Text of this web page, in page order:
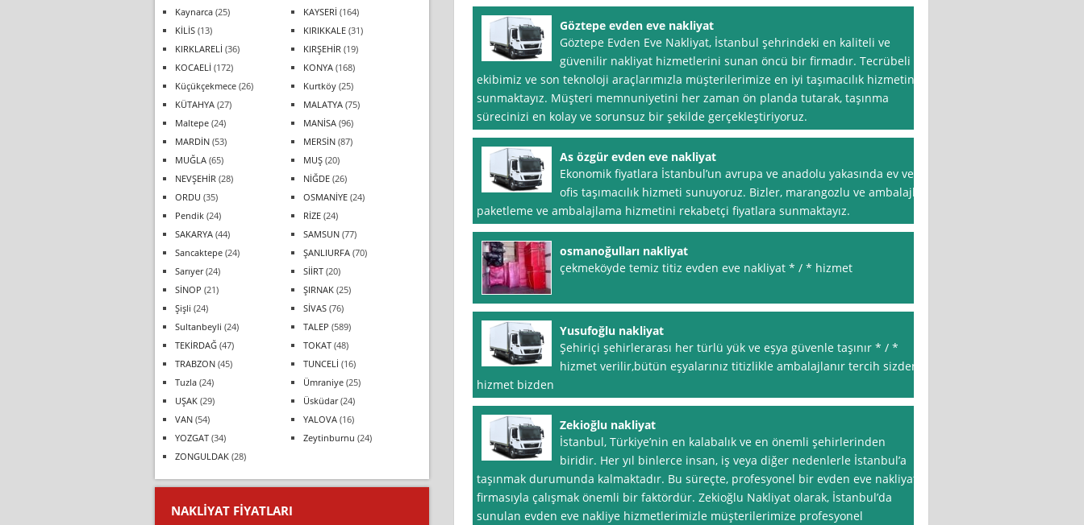
Göztepe evden eve nakliyat
Göztepe Evden Eve Nakliyat, İstanbul şehrindeki en kaliteli ve
güvenilir nakliyat hizmetlerini sunan öncü bir firmadır. Tecrübeli
ekibimiz ve son teknoloji araçlarımızla müşterilerimize en iyi taşımacılık hizmetini
sunmaktayız. Müşteri memnuniyetini her zaman ön planda tutarak, taşınma
sürecinizi en kolay ve sorunsuz bir şekilde gerçekleştiriyoruz.
As özgür evden eve nakliyat
Ekonomik fiyatlara İstanbul’un avrupa ve anadolu yakasında ev ve
ofis taşımacılık hizmeti sunuyoruz. Bizler, marangozlu ve ambalajlı
paketleme ve ambalajlama hizmetini rekabetçi fiyatlara sunmaktayız.
osmanoğulları nakliyat
çekmeköyde temiz titiz evden eve nakliyat * / * hizmet
Yusufoğlu nakliyat
Şehiriçi şehirlerarası her türlü yük ve eşya güvenle taşınır * / *
hizmet verilir,bütün eşyalarınız titizlikle ambalajlanır tercih sizden
hizmet bizden
Zekioğlu nakliyat
İstanbul, Türkiye’nin en kalabalık ve en önemli şehirlerinden
biridir. Her yıl binlerce insan, iş veya diğer nedenlerle İstanbul’a
taşınmak durumunda kalmaktadır. Bu süreçte, profesyonel bir evden eve nakliyat
firmasıyla çalışmak önemli bir faktördür. Zekioğlu Nakliyat olarak, İstanbul’da
sunulan evden eve nakliye hizmetlerimizle müşterilerimize profesyonel
Kaynarca (25) KAYSERİ (164)
KİLİS (13) KIRIKKALE (31)
KIRKLARELİ (36) KIRŞEHİR (19)
KOCAELİ (172) KONYA (168)
Küçükçekmece (26) Kurtköy (25)
KÜTAHYA (27) MALATYA (75)
Maltepe (24) MANİSA (96)
MARDİN (53) MERSİN (87)
MUĞLA (65) MUŞ (20)
NEVŞEHİR (28) NİĞDE (26)
ORDU (35) OSMANİYE (24)
Pendik (24) RİZE (24)
SAKARYA (44) SAMSUN (77)
Sancaktepe (24) ŞANLIURFA (70)
Sarıyer(24) SİİRT (20)
SİNOP (21) ŞIRNAK (25)
Şişli (24) SİVAS (76)
Sultanbeyli (24) TALEP (589)
TEKİRDAĞ (47) TOKAT (48)
TRABZON (45) TUNCELİ (16)
Tuzla (24) Ümraniye (25)
UŞAK (29) Üsküdar(24)
VAN (54) YALOVA (16)
YOZGAT (34) Zeytinburnu (24)
ZONGULDAK (28)
NAKLIYAT FIYATLARI